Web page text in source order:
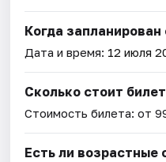
Когда
Дата и время: 12 июля
Сколько стоит
Стоимость билета: от
Есть ли возрастные